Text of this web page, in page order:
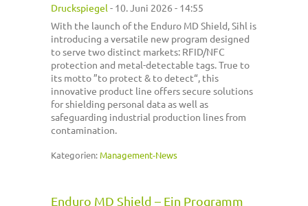
Druckspiegel - 10. Juni 2026 - 14:55
With the launch of the Enduro MD Shield, Sihl is
introducing a versatile new program designed
to serve two distinct markets: RFID/NFC
protection and metal-detectable tags. True to
its motto ”to protect & to detect“, this
innovative product line offers secure solutions
for shielding personal data as well as
safeguarding industrial production lines from
contamination.
Kategorien: Management-News
Enduro MD Shield – Ein Programm